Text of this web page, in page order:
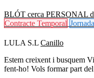
BLÓT cerca PERSONAL
Contracte Temporal
LULA S.L Canillo
Estem creixent i busquem
fent-ho! Vols formar part